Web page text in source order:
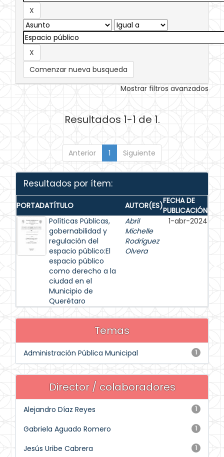
Comenzar nueva busqueda
Mostrar filtros avanzados
Resultados 1-1 de 1.
Anterior 1 Siguiente
Resultados por ítem:
PORTADATÍTULO AUTOR(ES)FECHA DE
PUBLICACIÓN
Políticas Públicas,
gobernabilidad y
regulación del
espacio público:El
espacio público
como derecho a la
ciudad en el
Municipio de
Querétaro
Abril
Michelle
Rodríguez
Olvera
1-abr-2024
Temas
1
Administración Pública Municipal
Director / colaboradores
1
Alejandro Díaz Reyes
1
Gabriela Aguado Romero
1
Jesús Uribe Cabrera